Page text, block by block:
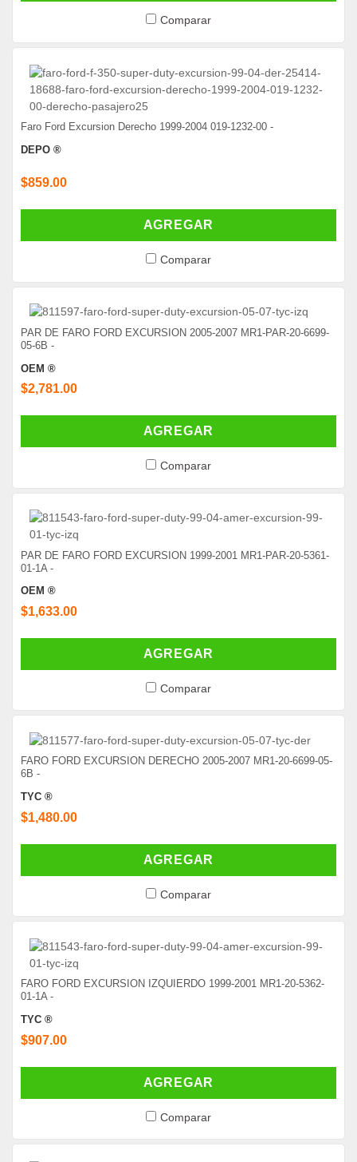
Comparar
Faro Ford Excursion Derecho 1999-2004 019-1232-00 -
DEPO ®
$859.00
AGREGAR
Comparar
PAR DE FARO FORD EXCURSION 2005-2007 MR1-PAR-20-6699-
05-6B -
OEM ®
$2,781.00
AGREGAR
Comparar
PAR DE FARO FORD EXCURSION 1999-2001 MR1-PAR-20-5361-
01-1A -
OEM ®
$1,633.00
AGREGAR
Comparar
FARO FORD EXCURSION DERECHO 2005-2007 MR1-20-6699-05-
6B -
TYC ®
$1,480.00
AGREGAR
Comparar
FARO FORD EXCURSION IZQUIERDO 1999-2001 MR1-20-5362-
01-1A -
TYC ®
$907.00
AGREGAR
Comparar